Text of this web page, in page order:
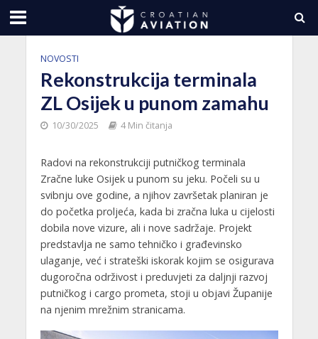
NOVOSTI
Rekonstrukcija terminala
ZL Osijek u punom zamahu
10/30/2025 4 Min čitanja
Radovi na rekonstrukciji putničkog terminala
Zračne luke Osijek u punom su jeku. Počeli su u
svibnju ove godine, a njihov završetak planiran je
do početka proljeća, kada bi zračna luka u cijelosti
dobila nove vizure, ali i nove sadržaje. Projekt
predstavlja ne samo tehničko i građevinsko
ulaganje, već i strateški iskorak kojim se osigurava
dugoročna održivost i preduvjeti za daljnji razvoj
putničkog i cargo prometa, stoji u objavi Županije
na njenim mrežnim stranicama.